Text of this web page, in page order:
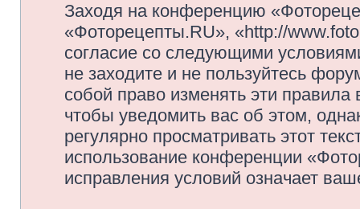
Заходя на конференцию
«Фоторецепты.RU», «http://
согласие со следующими
не заходите и не пользуйтесь
собой право изменять эти
чтобы уведомить вас об этом,
регулярно просматривать этот
использование конференции
исправления условий означает